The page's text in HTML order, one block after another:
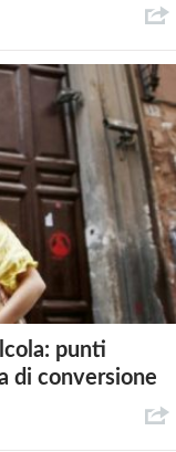
punti
di conversione